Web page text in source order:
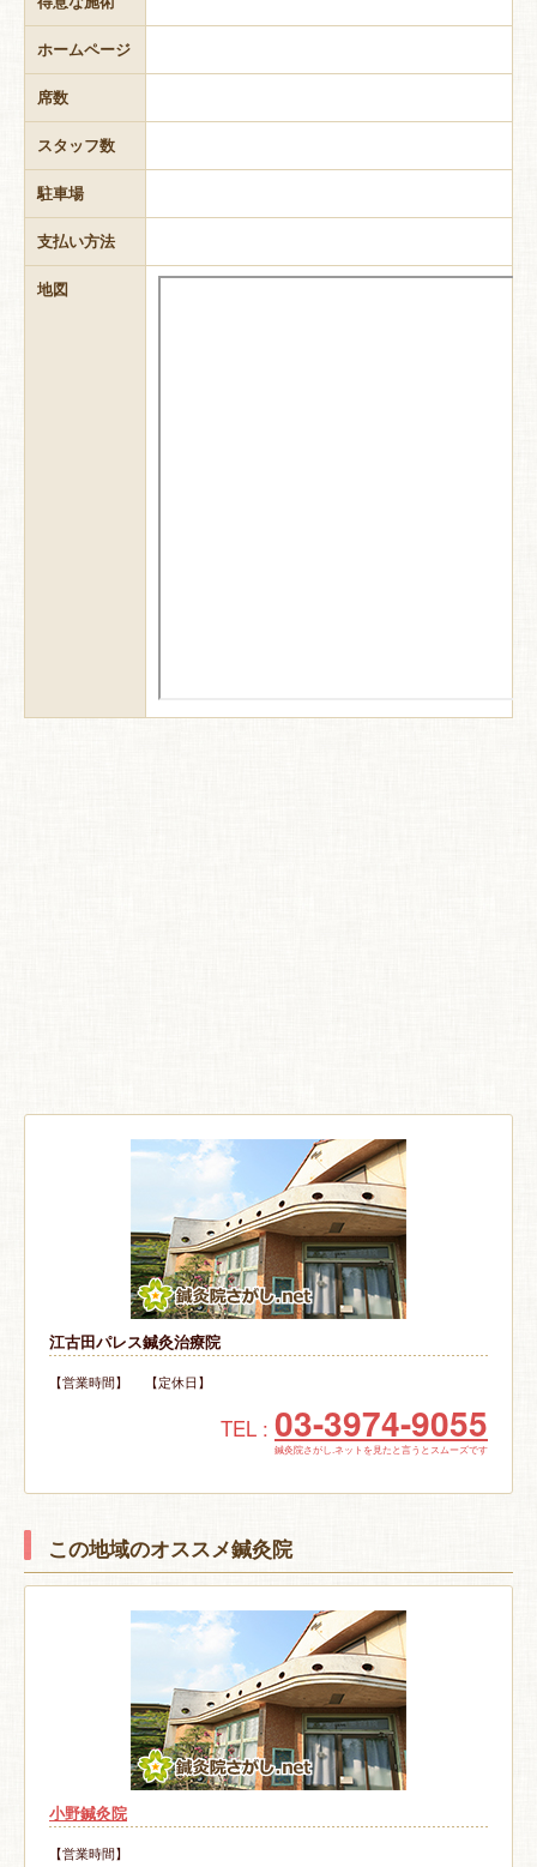
ホームページ
席数
スタッフ数
駐車場
支払い方法
地図
江古田パレス鍼灸治療院
【営業時間】 【定休日】
TEL : 03-3974-9055
鍼灸院さがし.ネットを見たと言うとスムーズです
この地域のオススメ鍼灸院
小野鍼灸院
【営業時間】